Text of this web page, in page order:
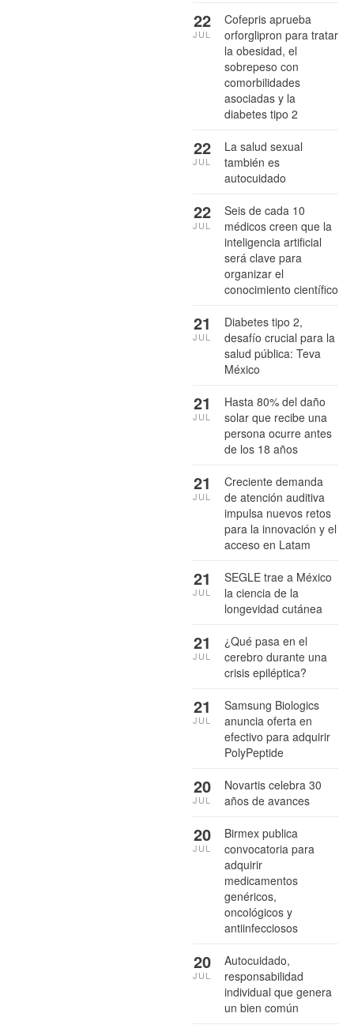
Cofepris aprueba
orforglipron para tratar
la obesidad, el
sobrepeso con
comorbilidades
asociadas y la
diabetes tipo 2
22
JUL
La salud sexual
también es
autocuidado
22
JUL
Seis de cada 10
médicos creen que la
inteligencia artificial
será clave para
organizar el
conocimiento científico
22
JUL
Diabetes tipo 2,
desafío crucial para la
salud pública: Teva
México
21
JUL
Hasta 80% del daño
solar que recibe una
persona ocurre antes
de los 18 años
21
JUL
Creciente demanda
de atención auditiva
impulsa nuevos retos
para la innovación y el
acceso en Latam
21
JUL
SEGLE trae a México
la ciencia de la
longevidad cutánea
21
JUL
¿Qué pasa en el
cerebro durante una
crisis epiléptica?
21
JUL
Samsung Biologics
anuncia oferta en
efectivo para adquirir
PolyPeptide
21
JUL
Novartis celebra 30
años de avances
20
JUL
Birmex publica
convocatoria para
adquirir
medicamentos
genéricos,
oncológicos y
antiinfecciosos
20
JUL
Autocuidado,
responsabilidad
individual que genera
un bien común
20
JUL